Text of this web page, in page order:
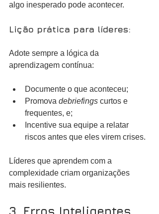
algo inesperado pode acontecer.
Lição prática para líderes:
Adote sempre a lógica da
aprendizagem contínua:
Documente o que aconteceu;
Promova debriefings curtos e
frequentes, e;
Incentive sua equipe a relatar
riscos antes que eles virem crises.
Líderes que aprendem com a
complexidade criam organizações
mais resilientes.
3. Erros Inteligentes